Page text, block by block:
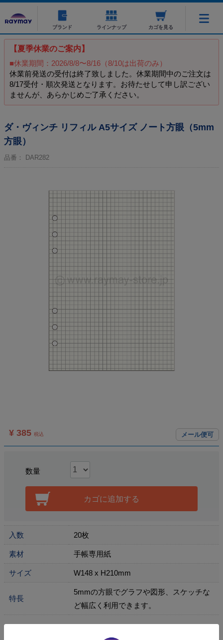
ブランド ラインナップ カゴを見る
【夏季休業のご案内】
■休業期間：2026/8/8〜8/16（8/10は出荷のみ）
休業前発送の受付は終了致しました。休業期間中のご注文は
8/17受付・順次発送となります。お待たせして申し訳ござい
ませんが、あらかじめご了承ください。
ダ・ヴィンチ リフィル A5サイズ ノート方眼（5mm
方眼）
品番： DAR282
¥ 385 税込 メール便可
数量
カゴに追加する
入数 20枚
素材 手帳専用紙
サイズ W148 x H210mm
特長
5mmの方眼でグラフや図形、スケッチな
ど幅広く利用できます。